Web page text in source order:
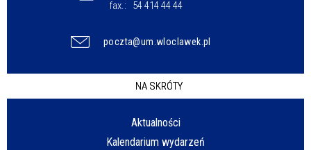
fax.:
54 414 44 44
poczta@um.wloclawek.pl
NA SKRÓTY
Aktualności
Kalendarium wydarzeń